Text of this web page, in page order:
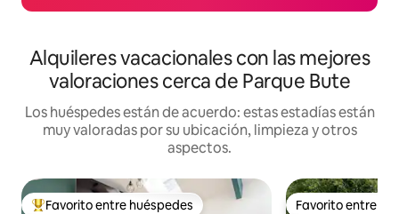
Alquileres vacacionales con las mejores
valoraciones cerca de Parque Bute
Los huéspedes están de acuerdo: estas estadías están
muy valoradas por su ubicación, limpieza y otros
aspectos.
Favorito entre huéspedes Favorito entre